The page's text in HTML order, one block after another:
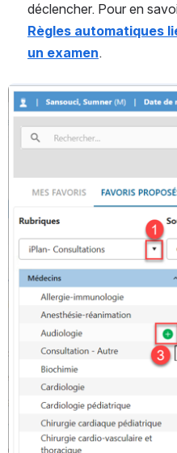
Règles automatiques
un examen.
Ouvrir